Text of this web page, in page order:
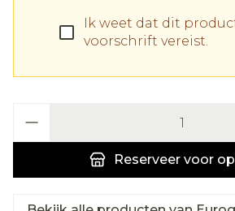
Ik weet dat dit
voorschrift vereist.
Reserveer voor